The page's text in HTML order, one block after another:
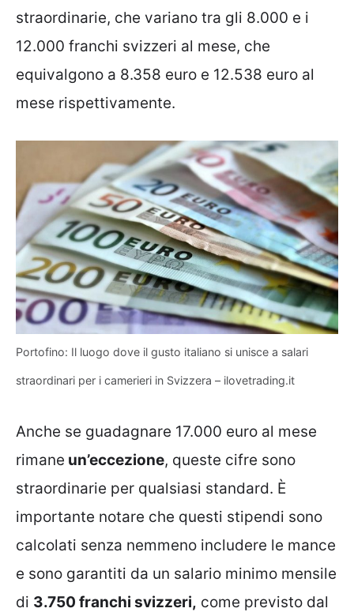
straordinarie, che variano tra gli 8.000 e i
12.000 franchi svizzeri al mese, che
equivalgono a 8.358 euro e 12.538 euro al
mese rispettivamente.
Portofino: Il luogo dove il gusto italiano si unisce a salari
straordinari per i camerieri in Svizzera – ilovetrading.it
Anche se guadagnare 17.000 euro al mese
rimane un’eccezione, queste cifre sono
straordinarie per qualsiasi standard. È
importante notare che questi stipendi sono
calcolati senza nemmeno includere le mance
e sono garantiti da un salario minimo mensile
di 3.750 franchi svizzeri, come previsto dal